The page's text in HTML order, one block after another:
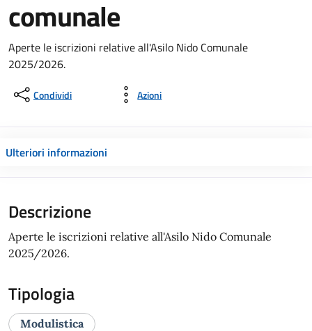
comunale
Aperte le iscrizioni relative all'Asilo Nido Comunale
2025/2026.
Condividi Azioni
Ulteriori informazioni
Descrizione
Aperte le iscrizioni relative all'Asilo Nido Comunale
2025/2026.
Tipologia
Modulistica